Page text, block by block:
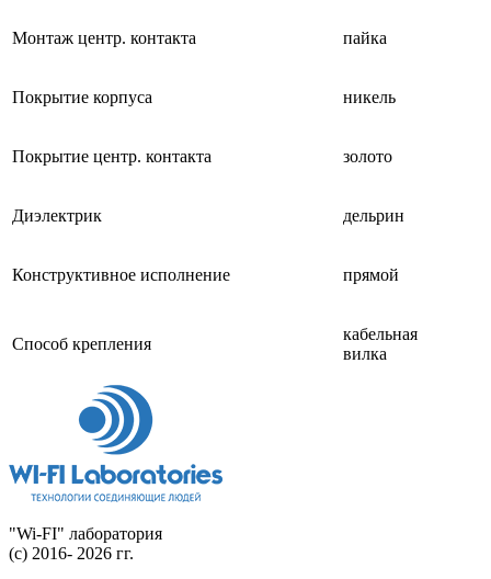
Монтаж центр. контакта пайка
Покрытие корпуса никель
Покрытие центр. контакта золото
Диэлектрик дельрин
Конструктивное исполнение прямой
Способ крепления
кабельная
вилка
"Wi-FI" лаборатория
(с) 2016- 2026 гг.